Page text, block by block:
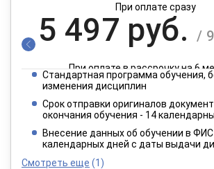
При оплате сразу
5 497 руб. /
При оплате в рассрочку на 6
2 749 руб.
При оплате в рассрочку на 12
Стандартная программа обучения,
изменения дисциплин
Срок отправки оригиналов
окончания обучения - 14
Внесение данных об обучении в
календарных дней с даты выдачи
Смотреть еще (1)